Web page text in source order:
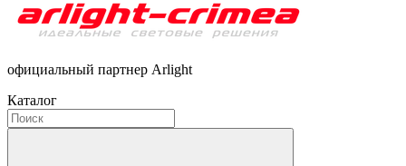
официальный партнер Arlight
Каталог